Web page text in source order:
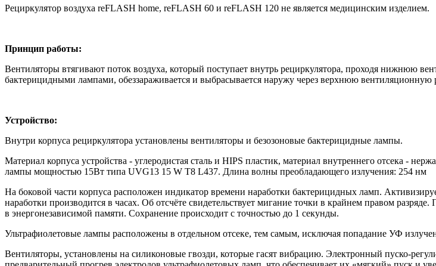
Рециркулятор воздуха reFLASH home, reFLASH 60 и reFLASH 120 не является медицинским изделием.
Принцип работы:
Вентиляторы втягивают поток воздуха, который поступает внутрь рециркулятора, проходя нижнюю
бактерицидными лампами, обеззараживается и выбрасывается наружу через верхнюю
Устройство:
Внутри корпуса рециркулятора установлены вентиляторы и безозоновые бактерицидные лампы.
Материал корпуса устройства - углеродистая сталь и HIPS пластик, материал внутреннего отсека -
лампы мощностью 15Вт типа UVG13 15 W Т8 L437. Длина волны преобладающего излучения: 254 нм
На боковой части корпуса расположен индикатор времени наработки бактерицидных ламп.
наработки производится в часах. Об отсчёте свидетельствует мигание точки в крайнем правом
в энергонезависимой памяти. Сохранение происходит с точностью до 1 секунды.
Ультрафиолетовые лампы расположены в отдельном отсеке, тем самым, исключая попадание УФ
Вентиляторы, установлены на силиконовые гвозди, которые гасят вибрацию. Электронный пуско-